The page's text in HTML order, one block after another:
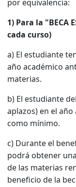
por equivalencia:
1) Para la "BECA
cada curso)
a) El estudiante
año académico
materias.
b) El estudiante
aplazos) en el
como mínimo.
c) Durante el
podrá obtener
de las materias
beneficio de la